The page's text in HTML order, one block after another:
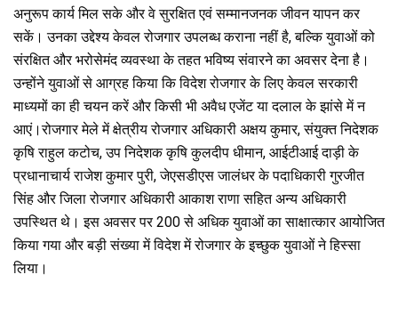
अनुरूप कार्य मिल सके और वे सुरक्षित एवं सम्मानजनक जीवन यापन कर
सकें। उनका उद्देश्य केवल रोजगार उपलब्ध कराना नहीं है, बल्कि युवाओं को
संरक्षित और भरोसेमंद व्यवस्था के तहत भविष्य संवारने का अवसर देना है।
उन्होंने युवाओं से आग्रह किया कि विदेश रोजगार के लिए केवल सरकारी
माध्यमों का ही चयन करें और किसी भी अवैध एजेंट या दलाल के झांसे में न
आएं।रोजगार मेले में क्षेत्रीय रोजगार अधिकारी अक्षय कुमार, संयुक्त निदेशक
कृषि राहुल कटोच, उप निदेशक कृषि कुलदीप धीमान, आईटीआई दाड़ी के
प्रधानाचार्य राजेश कुमार पुरी, जेएसडीएस जालंधर के पदाधिकारी गुरजीत
सिंह और जिला रोजगार अधिकारी आकाश राणा सहित अन्य अधिकारी
उपस्थित थे। इस अवसर पर 200 से अधिक युवाओं का साक्षात्कार आयोजित
किया गया और बड़ी संख्या में विदेश में रोजगार के इच्छुक युवाओं ने हिस्सा
लिया।